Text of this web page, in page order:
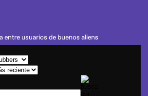
entre usuarios de buenos aliens